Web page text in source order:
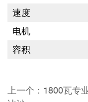
速度
电机
容积
上一个：1800瓦专